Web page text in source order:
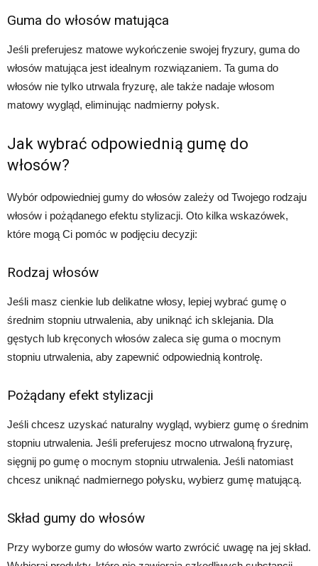
Guma do włosów matująca
Jeśli preferujesz matowe wykończenie swojej fryzury, guma do
włosów matująca jest idealnym rozwiązaniem. Ta guma do
włosów nie tylko utrwala fryzurę, ale także nadaje włosom
matowy wygląd, eliminując nadmierny połysk.
Jak wybrać odpowiednią gumę do
włosów?
Wybór odpowiedniej gumy do włosów zależy od Twojego rodzaju
włosów i pożądanego efektu stylizacji. Oto kilka wskazówek,
które mogą Ci pomóc w podjęciu decyzji:
Rodzaj włosów
Jeśli masz cienkie lub delikatne włosy, lepiej wybrać gumę o
średnim stopniu utrwalenia, aby uniknąć ich sklejania. Dla
gęstych lub kręconych włosów zaleca się guma o mocnym
stopniu utrwalenia, aby zapewnić odpowiednią kontrolę.
Pożądany efekt stylizacji
Jeśli chcesz uzyskać naturalny wygląd, wybierz gumę o średnim
stopniu utrwalenia. Jeśli preferujesz mocno utrwaloną fryzurę,
sięgnij po gumę o mocnym stopniu utrwalenia. Jeśli natomiast
chcesz uniknąć nadmiernego połysku, wybierz gumę matującą.
Skład gumy do włosów
Przy wyborze gumy do włosów warto zwrócić uwagę na jej skład.